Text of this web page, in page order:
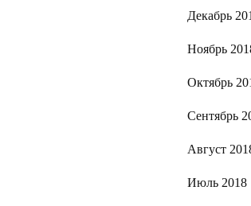
Декабрь
Ноябрь
Октябрь
Сентябрь
Август
Июль 2018